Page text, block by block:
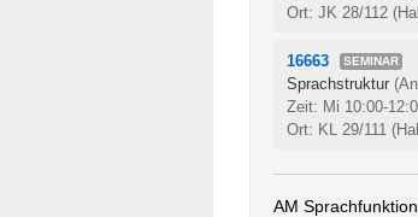
Ort: JK 28/112
16663 SEMINAR
Sprachstruktur
Zeit: Mi 10:00-
Ort: KL 29/111
AM Sprachfunktion